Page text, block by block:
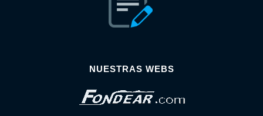
NUESTRAS WEBS